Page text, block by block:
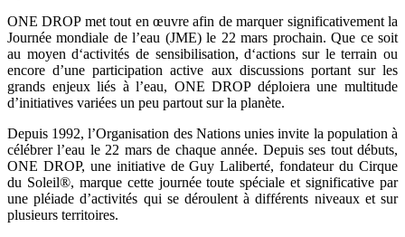
ONE DROP met tout en œuvre afin de marquer significativement la
Journée mondiale de l’eau (JME) le 22 mars prochain. Que ce soit
au moyen d‘activités de sensibilisation, d‘actions sur le terrain ou
encore d’une participation active aux discussions portant sur les
grands enjeux liés à l’eau, ONE DROP déploiera une multitude
d’initiatives variées un peu partout sur la planète.
Depuis 1992, l’Organisation des Nations unies invite la population à
célébrer l’eau le 22 mars de chaque année. Depuis ses tout débuts,
ONE DROP, une initiative de Guy Laliberté, fondateur du Cirque
du Soleil®, marque cette journée toute spéciale et significative par
une pléiade d’activités qui se déroulent à différents niveaux et sur
plusieurs territoires.